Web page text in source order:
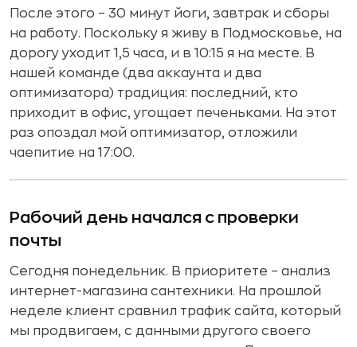
После этого – 30 минут йоги, завтрак и сборы
на работу. Поскольку я живу в Подмосковье, на
дорогу уходит 1,5 часа, и в 10:15 я на месте. В
нашей команде (два аккаунта и два
оптимизатора) традиция: последний, кто
приходит в офис, угощает печеньками. На этот
раз опоздал мой оптимизатор, отложили
чаепитие на 17:00.
Рабочий день начался с проверки
почты
Сегодня понедельник. В приоритете – анализ
интернет-магазина сантехники. На прошлой
неделе клиент сравнил трафик сайта, который
мы продвигаем, с данными другого своего